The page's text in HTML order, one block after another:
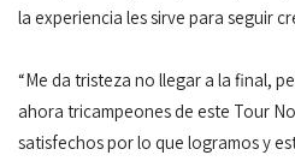
la experiencia les sirve para seguir
“Me da tristeza no llegar a la final,
ahora tricampeones de este Tour
satisfechos por lo que logramos y